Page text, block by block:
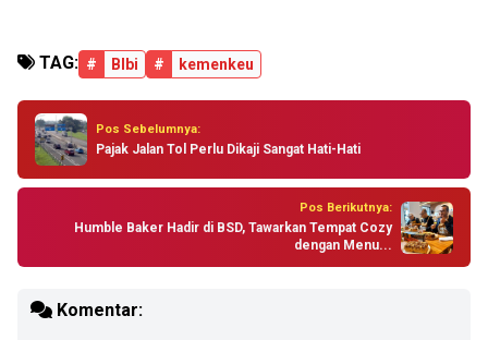
TAG: # Blbi # kemenkeu
Pos Sebelumnya:
Pajak Jalan Tol Perlu Dikaji Sangat Hati-Hati
Pos Berikutnya:
Humble Baker Hadir di BSD, Tawarkan Tempat Cozy
dengan Menu...
Komentar: